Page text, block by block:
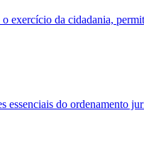
exercício da cidadania,
do ordenamento